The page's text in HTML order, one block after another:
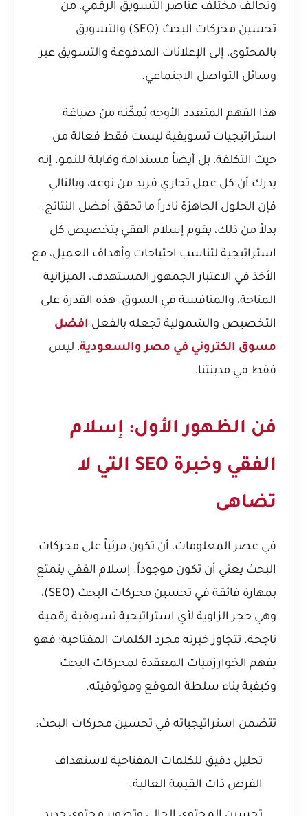
وتحالف مختلف عناصر التسويق الرقمي، من
تحسين محركات البحث (SEO) والتسويق
بالمحتوى، إلى الإعلانات المدفوعة والتسويق عبر
وسائل التواصل الاجتماعي.
هذا الفهم المتعدد الأوجه يُمكّنه من صياغة
استراتيجيات تسويقية ليست فقط فعالة من
حيث التكلفة، بل أيضاً مستدامة وقابلة للنمو. إنه
يدرك أن كل عمل تجاري فريد من نوعه، وبالتالي
فإن الحلول الجاهزة نادراً ما تحقق أفضل النتائج.
بدلاً من ذلك، يقوم إسلام الفقي بتخصيص كل
استراتيجية لتناسب احتياجات وأهداف العميل، مع
الأخذ في الاعتبار الجمهور المستهدف، الميزانية
المتاحة، والمنافسة في السوق. هذه القدرة على
التخصيص والشمولية تجعله بالفعل افضل
مسوق الكتروني في مصر والسعودية، ليس
فقط في مدينتنا.
فن الظهور الأول: إسلام
الفقي وخبرة SEO التي لا
تضاهى
في عصر المعلومات، أن تكون مرئياً على محركات
البحث يعني أن تكون موجوداً. إسلام الفقي يتمتع
بمهارة فائقة في تحسين محركات البحث (SEO)،
وهي حجر الزاوية لأي استراتيجية تسويقية رقمية
ناجحة. تتجاوز خبرته مجرد الكلمات المفتاحية؛ فهو
يفهم الخوارزميات المعقدة لمحركات البحث
وكيفية بناء سلطة الموقع وموثوقيته.
تتضمن استراتيجياته في تحسين محركات البحث:
تحليل دقيق للكلمات المفتاحية لاستهداف
الفرص ذات القيمة العالية.